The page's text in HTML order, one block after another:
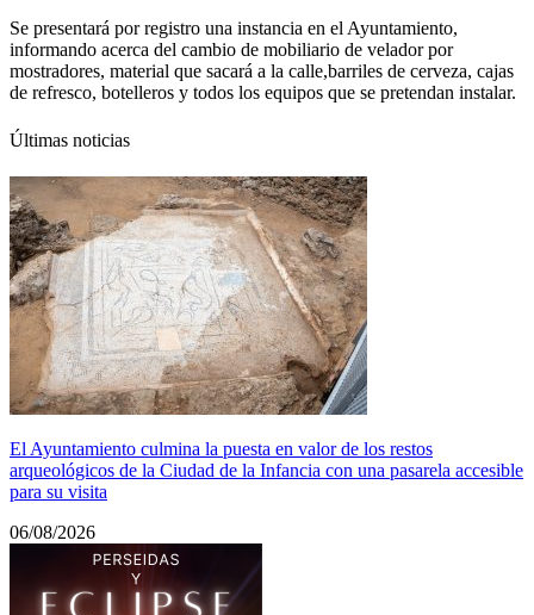
Se presentará por registro una instancia en el Ayuntamiento,
informando acerca del cambio de mobiliario de velador por
mostradores, material que sacará a la calle,barriles de cerveza, cajas
de refresco, botelleros y todos los equipos que se pretendan instalar.
Últimas noticias
El Ayuntamiento culmina la puesta en valor de los restos
arqueológicos de la Ciudad de la Infancia con una pasarela accesible
para su visita
06/08/2026